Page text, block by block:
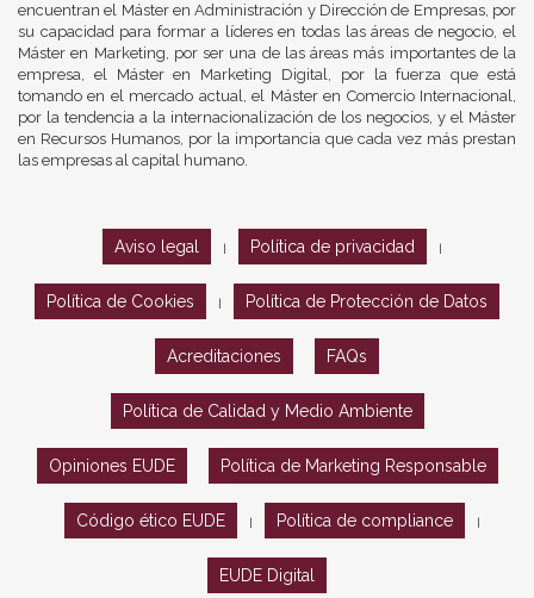
encuentran el Máster en Administración y Dirección de Empresas, por
su capacidad para formar a líderes en todas las áreas de negocio, el
Máster en Marketing, por ser una de las áreas más importantes de la
empresa, el Máster en Marketing Digital, por la fuerza que está
tomando en el mercado actual, el Máster en Comercio Internacional,
por la tendencia a la internacionalización de los negocios, y el Máster
en Recursos Humanos, por la importancia que cada vez más prestan
las empresas al capital humano.
Aviso legal Política de privacidad
Política de Cookies Política de Protección de Datos
Acreditaciones FAQs
Política de Calidad y Medio Ambiente
Opiniones EUDE Política de Marketing Responsable
Código ético EUDE Política de compliance
EUDE Digital